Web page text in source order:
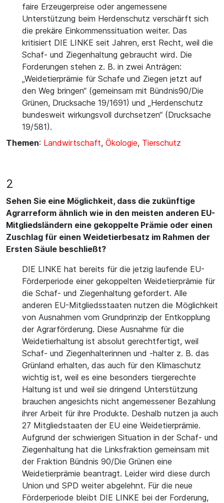
faire Erzeugerpreise oder angemessene
Unterstützung beim Herdenschutz verschärft sich
die prekäre Einkommenssituation weiter. Das
kritisiert DIE LINKE seit Jahren, erst Recht, weil die
Schaf- und Ziegenhaltung gebraucht wird. Die
Forderungen stehen z. B. in zwei Anträgen:
„Weidetierprämie für Schafe und Ziegen jetzt auf
den Weg bringen“ (gemeinsam mit Bündnis90/Die
Grünen, Drucksache 19/1691) und „Herdenschutz
bundesweit wirkungsvoll durchsetzen“ (Drucksache
19/581).
Themen: Landwirtschaft, Ökologie, Tierschutz
2
Sehen Sie eine Möglichkeit, dass die zukünftige
Agrarreform ähnlich wie in den meisten anderen EU-
Mitgliedsländern eine gekoppelte Prämie oder einen
Zuschlag für einen Weidetierbesatz im Rahmen der
Ersten Säule beschließt?
DIE LINKE hat bereits für die jetzig laufende EU-
Förderperiode einer gekoppelten Weidetierprämie für
die Schaf- und Ziegenhaltung gefordert. Alle
anderen EU-Mitgliedsstaaten nutzen die Möglichkeit
von Ausnahmen vom Grundprinzip der Entkopplung
der Agrarförderung. Diese Ausnahme für die
Weidetierhaltung ist absolut gerechtfertigt, weil
Schaf- und Ziegenhalterinnen und -halter z. B. das
Grünland erhalten, das auch für den Klimaschutz
wichtig ist, weil es eine besonders tiergerechte
Haltung ist und weil sie dringend Unterstützung
brauchen angesichts nicht angemessener Bezahlung
ihrer Arbeit für ihre Produkte. Deshalb nutzen ja auch
27 Mitgliedstaaten der EU eine Weidetierprämie.
Aufgrund der schwierigen Situation in der Schaf- und
Ziegenhaltung hat die Linksfraktion gemeinsam mit
der Fraktion Bündnis 90/Die Grünen eine
Weidetierprämie beantragt. Leider wird diese durch
Union und SPD weiter abgelehnt. Für die neue
Förderperiode bleibt DIE LINKE bei der Forderung,